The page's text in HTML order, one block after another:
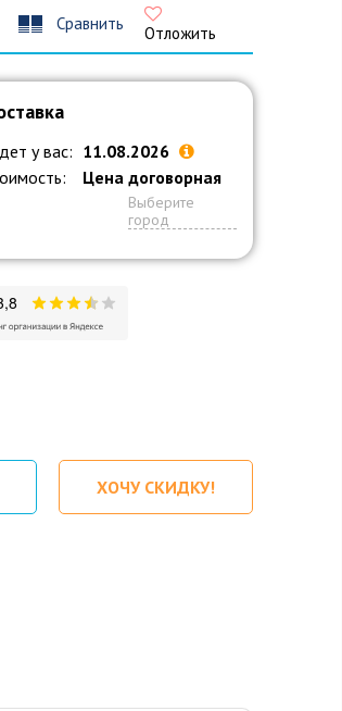
Сравнить Отложить
у вас: 11.08.2026
Цена договорная
Выберите
город
ХОЧУ СКИДКУ!